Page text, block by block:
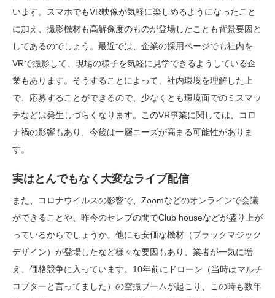
います。スマホでもVR映像が気軽に楽しめるようになったこと
に加え、撮影機材も高解像度のものが登場したことも背景要因と
してあるのでしょう。最近では、企業の採用ページでも社内を
VRで撮影して、現場の様子を気軽に見学できるようしている企
業もあります。そうすることによって、社内環境を理解した上
で、応募することができるので、少なくとも環境面でのミスマッ
チなどは発生しづらくなります。このVR事業に関しては、コロ
ナ禍の影響もあり、今後は一層ニーズが高まる可能性がありま
す。
実はとんでもなく大変なライブ配信
また、コロナウイルスの影響で、Zoomなどのオンラインで会議
ができることや、昨今のセレブの間でClub houseなどが盛り上が
っているからでしょうか。他にも安価な機材（ブラックマジック
デザイン）が登場したなど様々な要因もあり、業者が一気に増
え、価格競争に入っています。10年前にドローン（当時はマルチ
コプターと言ってました）の空撮ブームが起こり、この時も数年